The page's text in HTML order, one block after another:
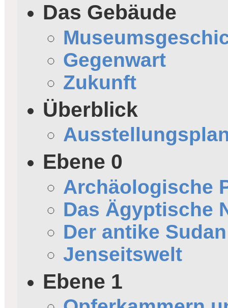
Das Gebäude
Gegenwart
Zukunft
Überblick
Ebene 0
Archäologische
Das Ägyptische
Der antike Sudan
Jenseitswelt
Ebene 1